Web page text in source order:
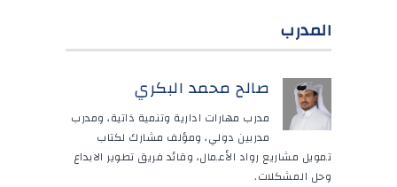
المدرب
صالح محمد البكري
مدرب مهارات ادارية وتنمية ذاتية، ومدرب
مدربين دولي، ومؤلف مشارك لكتاب
تمويل مشاريع رواد الأعمال، وقائد فريق تطوير الابداع
وحل المشكلات.